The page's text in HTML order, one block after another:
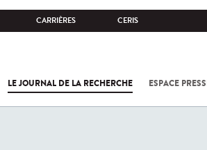
CARRIÈRES CERIS
LE JOURNAL DE LA RECHERCHE ESPACE